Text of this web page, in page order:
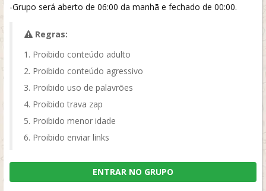
-Grupo será aberto de 06:00 da manhã e fechado de 00:00.
Regras:
Proibido conteúdo adulto
Proibido conteúdo agressivo
Proibido uso de palavrões
Proibido trava zap
Proibido menor idade
Proibido enviar links
ENTRAR NO GRUPO